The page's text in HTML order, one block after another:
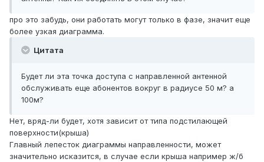
про это забудь, они работать могут только в фазе, значит еще
более узкая диаграмма.
Цитата
Будет ли эта точка доступа с направленной антенной
обслуживать еще абонентов вокруг в радиусе 50 м? а
100м?
Нет, вряд-ли будет, хотя зависит от типа подстилающей
поверхности(крыша)
Главный лепесток диаграммы направленности, может
значительно исказится, в случае если крыша например ж/б